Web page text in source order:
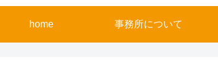
home 事務所について